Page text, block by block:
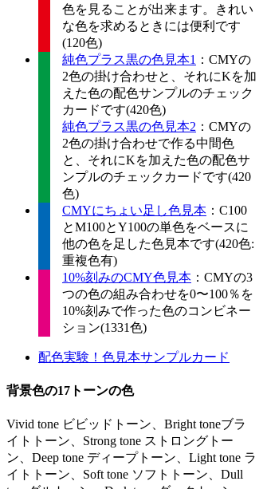
色を見ることが出来ます。きれい
な色を求めるときには便利です
(120色)
純色プラス黒の色見本1 ：CMYの
2色の掛け合わせと、それにKを加
えた色の配色サンプルのチェック
カードです(420色)
純色プラス黒の色見本2 ：CMYの
2色の掛け合わせで作る中間色
と、それにKを加えた色の配色サ
ンプルのチェックカードです(420
色)
CMYにちょい足し色見本 ：C100
とM100とY100の単色をベースに
他の色を足した色見本です(420色:
重複色有)
10%刻みのCMY色見本 ：CMYの3
つの色の組み合わせを0〜100％を
10%刻みで作った色のコンビネー
ション(1331色)
配色実験！色見本サンプルカード
背景色の17トーンの色
Vivid tone ビビッドトーン、Bright toneブラ
イトトーン、Strong tone ストロングトー
ン、Deep tone ディープトーン、Light tone ラ
イトトーン、Soft tone ソフトトーン、Dull